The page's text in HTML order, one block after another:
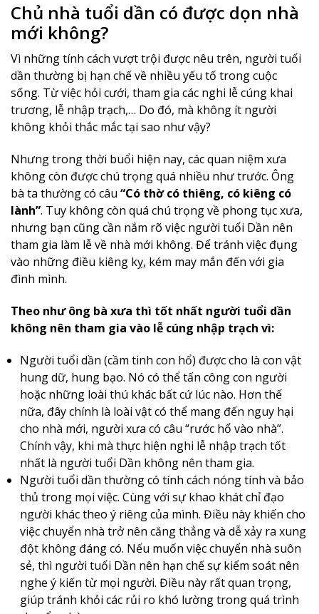
Chủ nhà tuổi dần có được dọn nhà
mới không?
Vì những tính cách vượt trội được nêu trên, người tuổi
dần thường bị hạn chế về nhiều yếu tố trong cuộc
sống. Từ việc hỏi cưới, tham gia các nghi lễ cúng khai
trương, lễ nhập trạch,… Do đó, mà không ít người
không khỏi thắc mắc tại sao như vậy?
Nhưng trong thời buổi hiện nay, các quan niệm xưa
không còn được chú trọng quá nhiều như trước. Ông
bà ta thường có câu “Có thờ có thiêng, có kiêng có
lành”. Tuy không còn quá chú trọng về phong tục xưa,
nhưng bạn cũng cần nắm rõ việc người tuổi Dần nên
tham gia làm lễ về nhà mới không. Để tránh việc đụng
vào những điều kiêng kỵ, kém may mắn đến với gia
đình mình.
Theo như ông bà xưa thì tốt nhất người tuổi dần
không nên tham gia vào lễ cúng nhập trạch vì:
Người tuổi dần (cầm tinh con hổ) được cho là con vật
hung dữ, hung bạo. Nó có thể tấn công con người
hoặc những loài thú khác bất cứ lúc nào. Hơn thế
nữa, đây chính là loài vật có thể mang đến nguy hại
cho nhà mới, người xưa có câu “rước hổ vào nhà”.
Chính vậy, khi mà thực hiện nghi lễ nhập trạch tốt
nhất là người tuổi Dần không nên tham gia.
Người tuổi dần thường có tính cách nóng tính và bảo
thủ trong mọi việc. Cùng với sự khao khát chỉ đạo
người khác theo ý riêng của mình. Điều này khiến cho
việc chuyển nhà trở nên căng thẳng và dễ xảy ra xung
đột không đáng có. Nếu muốn việc chuyển nhà suôn
sẻ, thì người tuổi Dần nên hạn chế sự kiểm soát nên
nghe ý kiến từ mọi người. Điều này rất quan trọng,
giúp tránh khỏi các rủi ro khó lường trong quá trình